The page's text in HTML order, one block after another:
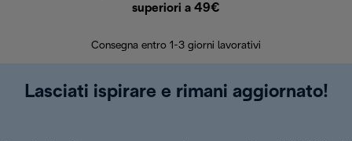
superiori a 49€
Consegna entro 1-3 giorni lavorativi
Lasciati ispirare e rimani aggiornato!